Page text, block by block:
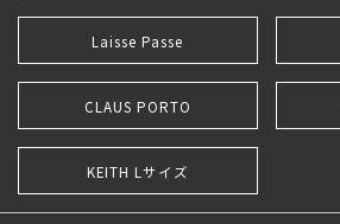
Laisse Passe
CLAUS PORTO
KEITH Lサイズ